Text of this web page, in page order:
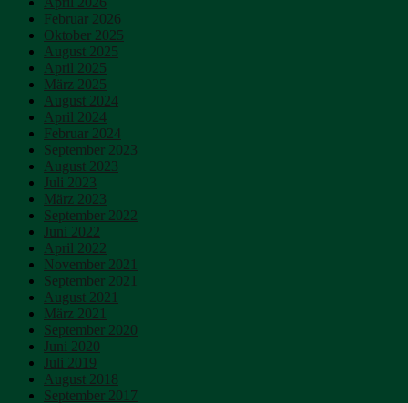
Februar 2026
Oktober 2025
August 2025
April 2025
März 2025
August 2024
April 2024
Februar 2024
September 2023
August 2023
Juli 2023
März 2023
September 2022
Juni 2022
April 2022
November 2021
September 2021
August 2021
März 2021
September 2020
Juni 2020
Juli 2019
August 2018
September 2017